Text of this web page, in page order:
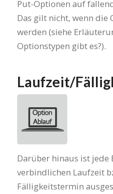
Put-Optionen auf
Das gilt nicht, wenn die
werden (siehe
Optionstypen gibt es?).
Laufzeit/
Darüber hinaus ist
verbindlichen Laufzeit
Fälligkeitstermin